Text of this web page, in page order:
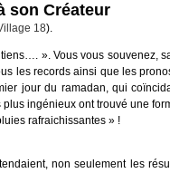
son Créateur
18).
». Vous vous souvenez,
les records ainsi que les
jour du ramadan, qui
ingénieux ont trouvé une
rafraichissantes » !
non seulement les